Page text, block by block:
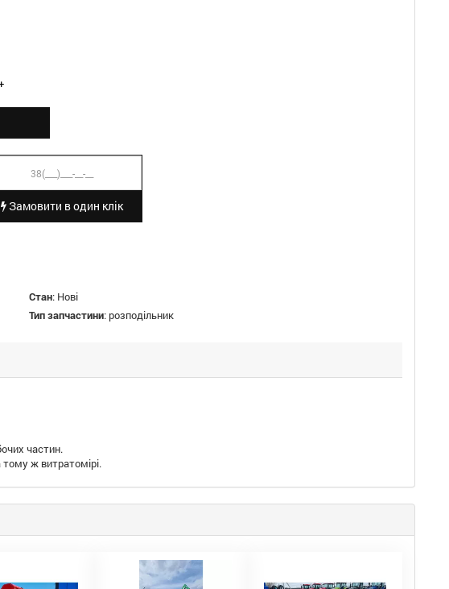
Замовити в один клік
Стан: Нові
Тип запчастини: розподільник
частин.
тому ж витратомірі.